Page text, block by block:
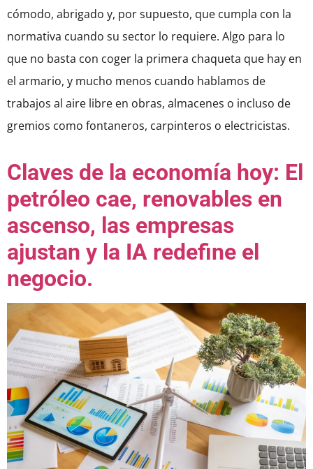
cómodo, abrigado y, por supuesto, que cumpla con la
normativa cuando su sector lo requiere. Algo para lo
que no basta con coger la primera chaqueta que hay en
el armario, y mucho menos cuando hablamos de
trabajos al aire libre en obras, almacenes o incluso de
gremios como fontaneros, carpinteros o electricistas.
Claves de la economía hoy: El
petróleo cae, renovables en
ascenso, las empresas
ajustan y la IA redefine el
negocio.